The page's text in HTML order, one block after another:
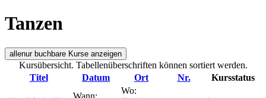
Tanzen
allenur buchbare Kurse anzeigen
Kursübersicht. Tabellenüberschriften können sortiert werden.
Titel
Datum Ort Nr. Kursstatus
Wann:
Wo: